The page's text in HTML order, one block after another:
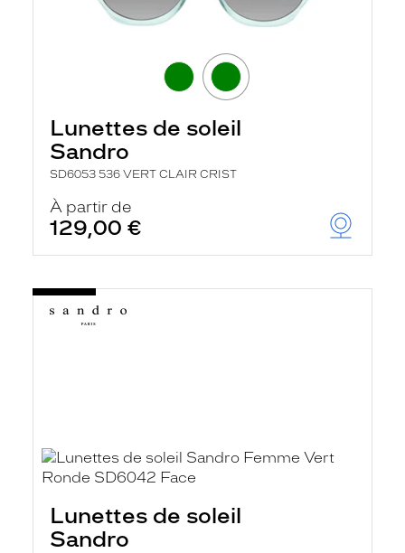
Lunettes de soleil
Sandro
SD6053 536 VERT CLAIR CRIST
À partir de
129,00 €
Lunettes de soleil
Sandro